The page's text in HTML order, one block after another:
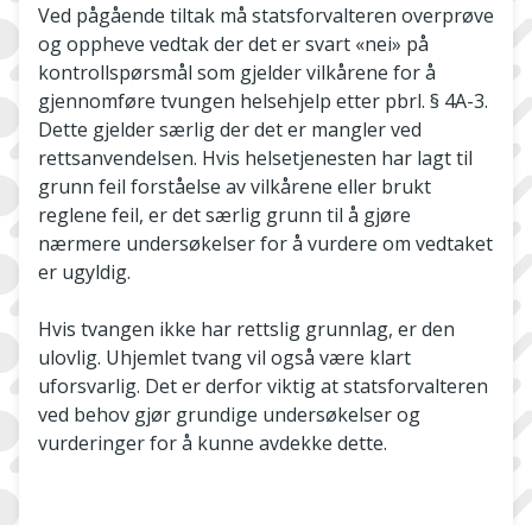
Ved pågående tiltak må statsforvalteren overprøve
og oppheve vedtak der det er svart «nei» på
kontrollspørsmål som gjelder vilkårene for å
gjennomføre tvungen helsehjelp etter pbrl. § 4A-3.
Dette gjelder særlig der det er mangler ved
rettsanvendelsen. Hvis helsetjenesten har lagt til
grunn feil forståelse av vilkårene eller brukt
reglene feil, er det særlig grunn til å gjøre
nærmere undersøkelser for å vurdere om vedtaket
er ugyldig.
Hvis tvangen ikke har rettslig grunnlag, er den
ulovlig. Uhjemlet tvang vil også være klart
uforsvarlig. Det er derfor viktig at statsforvalteren
ved behov gjør grundige undersøkelser og
vurderinger for å kunne avdekke dette.